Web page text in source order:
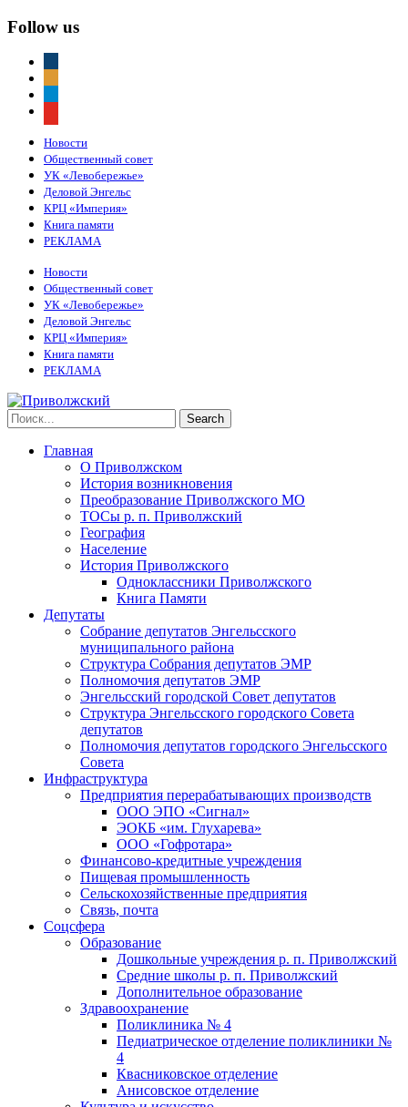
Follow us
Новости
Общественный совет
УК «Левобережье»
Деловой Энгельс
КРЦ «Империя»
Книга памяти
РЕКЛАМА
Новости
Общественный совет
УК «Левобережье»
Деловой Энгельс
КРЦ «Империя»
Книга памяти
РЕКЛАМА
Главная
О Приволжском
История возникновения
Преобразование Приволжского МО
ТОСы р. п. Приволжский
География
Население
История Приволжского
Одноклассники Приволжского
Книга Памяти
Депутаты
Собрание депутатов Энгельсского
муниципального района
Структура Собрания депутатов ЭМР
Полномочия депутатов ЭМР
Энгельсский городской Совет депутатов
Структура Энгельсского городского Совета
депутатов
Полномочия депутатов городского Энгельсского
Совета
Инфраструктура
Предприятия перерабатывающих производств
ООО ЭПО «Сигнал»
ЭОКБ «им. Глухарева»
ООО «Гофротара»
Финансово-кредитные учреждения
Пищевая промышленность
Сельскохозяйственные предприятия
Связь, почта
Соцсфера
Образование
Дошкольные учреждения р. п. Приволжский
Средние школы р. п. Приволжский
Дополнительное образование
Здравоохранение
Поликлиника № 4
Педиатрическое отделение поликлиники №
4
Квасниковское отделение
Анисовское отделение